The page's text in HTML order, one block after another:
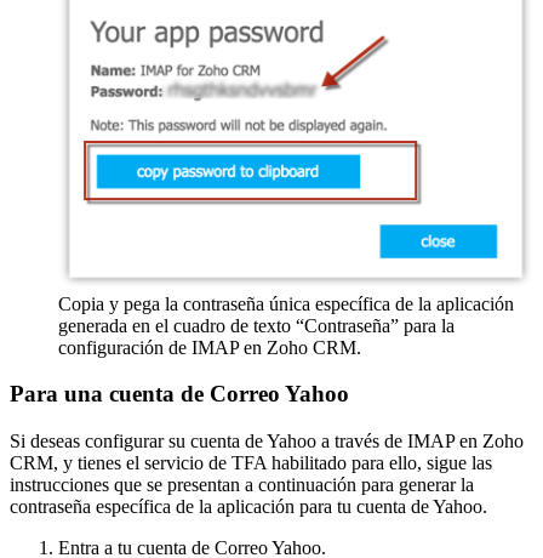
Copia y pega la contraseña única específica de la aplicación
generada en el cuadro de texto “Contraseña” para la
configuración de IMAP en Zoho CRM.
Para una cuenta de Correo Yahoo
Si deseas configurar su cuenta de Yahoo a través de IMAP en Zoho
CRM, y tienes el servicio de TFA habilitado para ello, sigue las
instrucciones que se presentan a continuación para generar la
contraseña específica de la aplicación para tu cuenta de Yahoo.
Entra a tu cuenta de Correo Yahoo.